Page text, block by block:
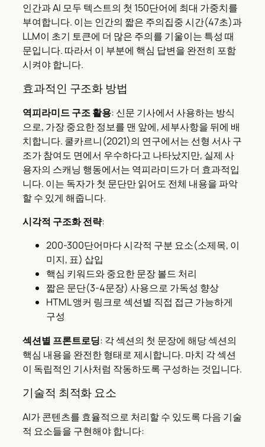
인간과 AI 모두 텍스트의 첫 150단어에 최대 가중치를
부여합니다. 이는 인간의 짧은 주의집중 시간(47초)과
LLM이 초기 토큰에 더 많은 주의를 기울이는 특성 때
문입니다. 따라서 이 부분에 핵심 답변을 완전히 포함
시켜야 합니다.
효과적인 구조화 방법
역피라미드 구조 활용: 신문 기사에서 사용하는 방식
으로, 가장 중요한 정보를 맨 앞에, 세부사항을 뒤에 배
치합니다. 쿨카르니(2021)의 연구에서는 선형 서사 구
조가 참여도 면에서 우수하다고 나타났지만, 실제 사
용자의 스캐닝 행동에서는 역피라미드가 더 효과적입
니다. 이는 독자가 첫 문단만 읽어도 전체 내용을 파악
할 수 있게 해줍니다.
시각적 구조화 전략:
200-300단어마다 시각적 구분 요소(소제목, 이
미지, 표) 삽입
핵심 키워드와 중요한 문장 볼드 처리
짧은 문단(3-4문장) 사용으로 가독성 향상
HTML 앵커 링크로 섹션별 직접 접근 가능하게
구성
섹션별 프론트로딩: 각 섹션의 첫 문장에 해당 섹션의
핵심 내용을 완전한 형태로 제시합니다. 마치 각 섹션
이 독립적인 기사처럼 작동하도록 구성하는 것입니다.
기술적 최적화 요소
AI가 콘텐츠를 효율적으로 처리할 수 있도록 다음 기술
적 요소들을 구현해야 합니다: